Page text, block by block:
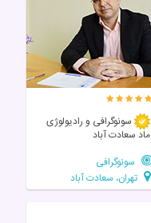
سونوگرافی و رادیولوژی
ماد سعادت آباد
سونوگرافی
تهران، سعادت آباد